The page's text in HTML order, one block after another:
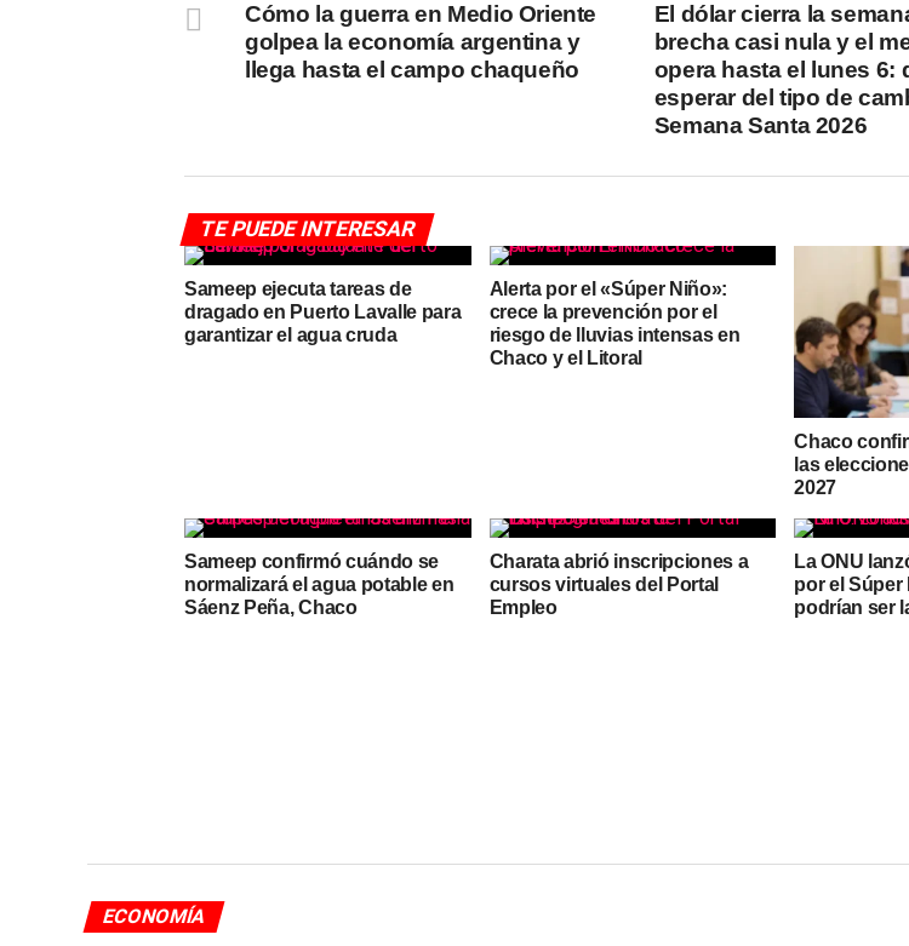
El dólar cierra la
brecha casi nula y el
opera hasta el lunes 6:
esperar del tipo de
Semana Santa 2026
Cómo la guerra en Medio Oriente
golpea la economía argentina y
llega hasta el campo chaqueño
TE PUEDE INTERESAR
Sameep ejecuta tareas de
dragado en Puerto Lavalle para
garantizar el agua cruda
Alerta por el «Súper Niño»:
crece la prevención por el
riesgo de lluvias intensas en
Chaco y el Litoral
Chaco
las
2027
Sameep confirmó cuándo se
normalizará el agua potable en
Sáenz Peña, Chaco
Charata abrió inscripciones a
cursos virtuales del Portal
Empleo
La ONU
por el Súper
podrían ser
ECONOMÍA